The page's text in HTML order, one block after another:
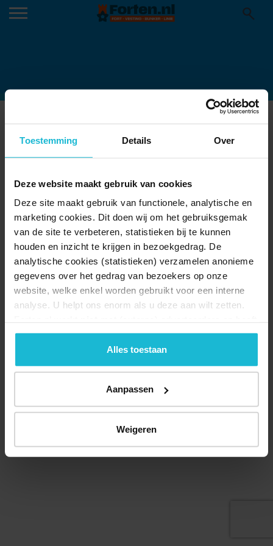
Toestemming Details Over
Deze website maakt gebruik van cookies
Deze site maakt gebruik van functionele, analytische en
marketing cookies. Dit doen wij om het gebruiksgemak
van de site te verbeteren, statistieken bij te kunnen
houden en inzicht te krijgen in bezoekgedrag. De
analytische cookies (statistieken) verzamelen anonieme
gegevens over het gedrag van bezoekers op onze
website, welke enkel worden gebruikt voor een interne
analyse. U helpt ons enorm als u deze aan wilt zetten.
geen commerciële doelstelling. U kunt deze cookies via
de knoppen accepteren, beheren of weigeren.
Alles toestaan
Aanpassen
Weigeren
12.29.55-PM
© 2026 Stichting Forten Nederland
Over ons
Doneer nu Disclaimer
Contact